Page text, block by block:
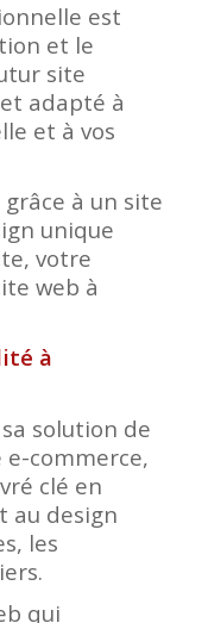
est
et le
site
adapté à
et à vos
à un site
unique
votre
web à
à
solution de
commerce,
clé en
au design
les
qui